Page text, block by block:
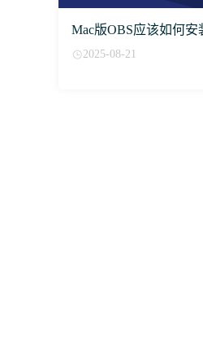
Mac版OBS应该如何安
2025-08-21